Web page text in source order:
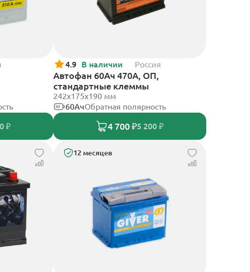
₽
4.9 В наличии Россия
Автофан 60Ач 470А, ОП,
стандартные клеммы
242х175х190 мм
60АчОбратная полярность
4 700 ₽5 200 ₽
12 месяцев